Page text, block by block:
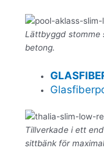
Lättbyggd stomme
betong.
Tillverkade i ett
sittbänk för